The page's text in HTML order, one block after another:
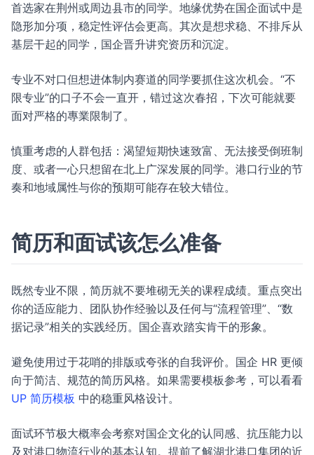
首选家在荆州或周边县市的同学。地缘优势在国企面试中是
隐形加分项，稳定性评估会更高。其次是想求稳、不排斥从
基层干起的同学，国企晋升讲究资历和沉淀。
专业不对口但想进体制内赛道的同学要抓住这次机会。“不
限专业”的口子不会一直开，错过这次春招，下次可能就要
面对严格的專業限制了。
慎重考虑的人群包括：渴望短期快速致富、无法接受倒班制
度、或者一心只想留在北上广深发展的同学。港口行业的节
奏和地域属性与你的预期可能存在较大错位。
简历和面试该怎么准备
既然专业不限，简历就不要堆砌无关的课程成绩。重点突出
你的适应能力、团队协作经验以及任何与“流程管理”、“数
据记录”相关的实践经历。国企喜欢踏实肯干的形象。
避免使用过于花哨的排版或夸张的自我评价。国企 HR 更倾
向于简洁、规范的简历风格。如果需要模板参考，可以看看
UP 简历模板 中的稳重风格设计。
面试环节极大概率会考察对国企文化的认同感、抗压能力以
及对港口物流行业的基本认知。提前了解湖北港口集团的近